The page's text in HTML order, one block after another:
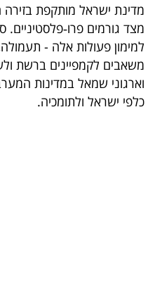
קריירה
ולימודים
מינויים
רייטינג
מדינת ישראל מותקפת
מצד גורמים פרו‑פלסטיניים.
למימון פעולות אלה -
משאבים לקמפיינים ברשת
וארגוני שמאל במדינות
כלפי ישראל ולתומכיה.